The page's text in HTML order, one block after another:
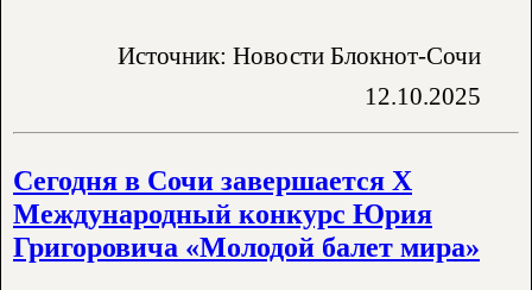
Источник: Новости Блокнот-Сочи
12.10.2025
Сегодня в Сочи завершается X
Международный конкурс Юрия
Григоровича «Молодой балет мира»